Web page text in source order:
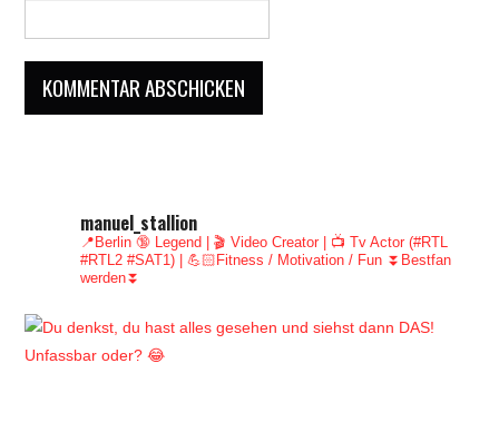
manuel_stallion
📍Berlin 🔞 Legend | 🎬 Video Creator | 📺 Tv Actor (#RTL
#RTL2 #SAT1) | 💪🏻Fitness / Motivation / Fun ⏬Bestfan
werden⏬